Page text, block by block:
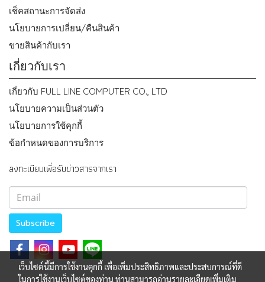
เช็คสถานะการจัดส่ง
นโยบายการเปลี่ยน/คืนสินค้า
ขายสินค้ากับเรา
เกี่ยวกับเรา
เกี่ยวกับ FULL LINE COMPUTER CO., LTD
นโยบายความเป็นส่วนตัว
นโยบายการใช้คุกกี้
ข้อกำหนดของการบริการ
ลงทะเบียนเพื่อรับข่าวสารจากเรา
Subscribe
เว็บไซต์นี้มีการใช้งานคุกกี้ เพื่อเพิ่มประสิทธิภาพและประสบการณ์ที่ดี
ในการใช้งานเว็บไซต์ของท่าน ท่านสามารถอ่านรายละเอียดเพิ่มเติม